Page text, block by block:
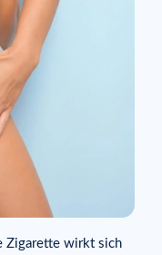
Zigarette wirkt sich